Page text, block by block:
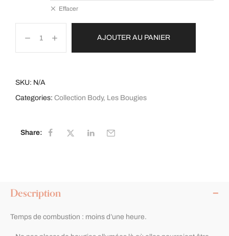
Effacer
AJOUTER AU PANIER
SKU: N/A
Categories: Collection Body, Les Bougies
Share:
Description
Temps de combustion : moins d’une heure.